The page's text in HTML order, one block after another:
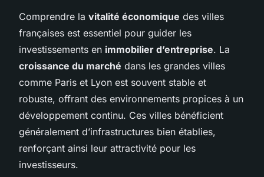
Comprendre la vitalité économique des villes
françaises est essentiel pour guider les
investissements en immobilier d’entreprise. La
croissance du marché dans les grandes villes
comme Paris et Lyon est souvent stable et
robuste, offrant des environnements propices à un
développement continu. Ces villes bénéficient
généralement d’infrastructures bien établies,
renforçant ainsi leur attractivité pour les
investisseurs.